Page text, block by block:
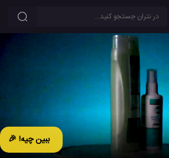
ببین چیه! 🎉